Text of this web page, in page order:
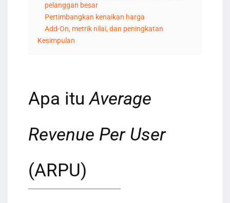
pelanggan besar
Pertimbangkan kenaikan harga
Add-On, metrik nilai, dan peningkatan
Kesimpulan
Apa ituAverage
Revenue Per User
(ARPU)